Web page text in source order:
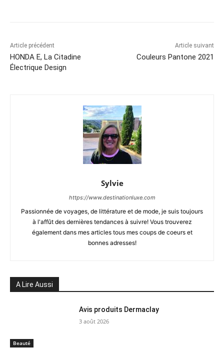
Article précédent
HONDA E, La Citadine
Électrique Design
Article suivant
Couleurs Pantone 2021
Sylvie
https://www.destinationluxe.com
Passionnée de voyages, de littérature et de mode, je suis toujours
à l'affût des dernières tendances à suivre! Vous trouverez
également dans mes articles tous mes coups de coeurs et
bonnes adresses!
A Lire Aussi
Beauté
Avis produits Dermaclay
3 août 2026